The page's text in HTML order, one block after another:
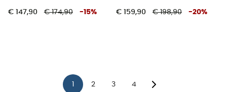
€ 147,90 € 174,90 -15% € 159,90 € 198,90 -20%
1 2 3 4